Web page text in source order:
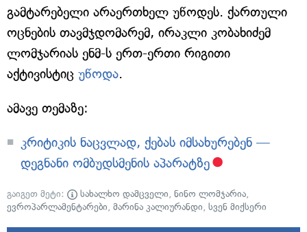
გამტარებელი არაერთხელ უწოდეს. ქართული
ოცნების თავმჯდომარემ, ირაკლი კობახიძემ
ლომჯარიას ენმ-ს ერთ-ერთი რიგითი
აქტივისტიც უწოდა.
ამავე თემაზე:
კრიტიკის ნაცვლად, ქებას იმსახურებენ —
დეგნანი ომბუდსმენის აპარატზე
გაიგეთ მეტი: სახალხო დამცველი, ნინო ლომჯარია,
ევროპარლამენტარები, მარინა კალიურანდი, სვენ მიქსერი